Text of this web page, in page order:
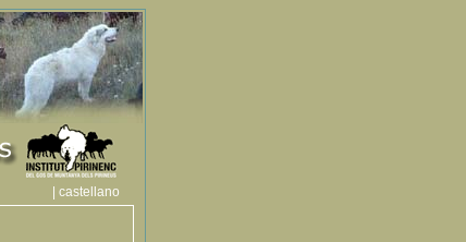
| castellano